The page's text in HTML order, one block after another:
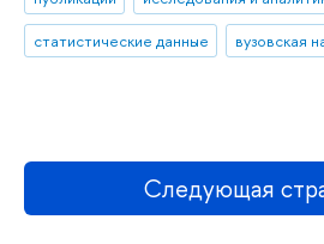
статистические данные
вузовская
Следующая